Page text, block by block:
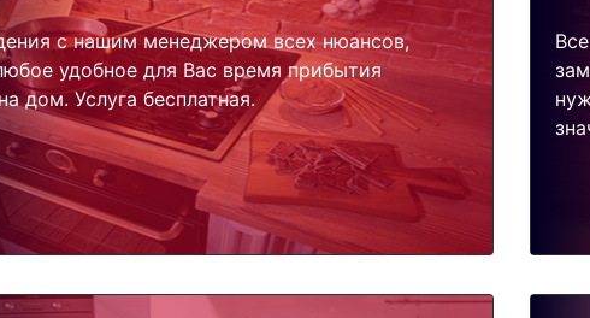
с нашим менеджером всех нюансов,
удобное для Вас время прибытия
дом. Услуга бесплатная.